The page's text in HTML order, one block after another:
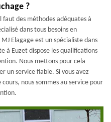
?
faut des méthodes adéquates à
dans tous besoins en
Elagage est un spécialiste dans
à Euzet dispose les qualifications
Nous mettons pour cela
un service fiable. Si vous avez
nous sommes au service pour